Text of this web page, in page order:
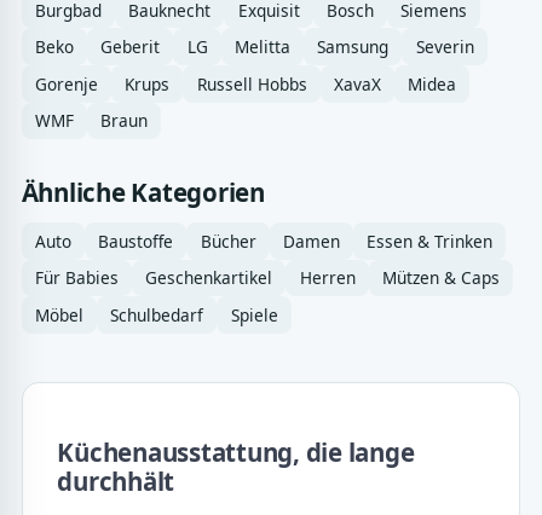
Burgbad Bauknecht Exquisit Bosch
Siemens
Beko
Geberit LG Melitta Samsung
Severin
Gorenje
Krups Russell Hobbs XavaX
Midea
WMF
Braun
Ähnliche Kategorien
Auto Baustoffe Bücher Damen
Essen & Trinken
Für Babies
Geschenkartikel Herren
Mützen & Caps
Möbel
Schulbedarf Spiele
Küchenausstattung, die lange
durchhält